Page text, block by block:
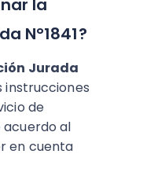
la
N°1841?
Jurada
instrucciones
de
acuerdo al
en cuenta